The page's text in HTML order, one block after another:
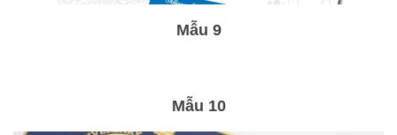
Mẫu 9
Mẫu 10